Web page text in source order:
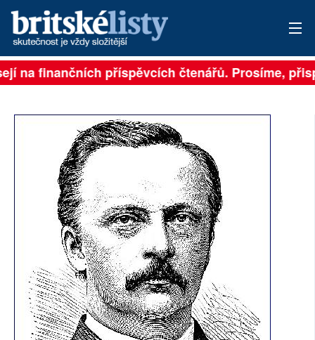
PŘIHLÁSIT
ROZHOVORY
NEJČTENĚJŠÍ ZA 7 DNÍ
AUTOŘI
PŘÍSPĚVKY NA PROVOZ
SOCIÁLNÍ SÍTĚ
na finančních příspěvcích čtenářů. Prosíme,